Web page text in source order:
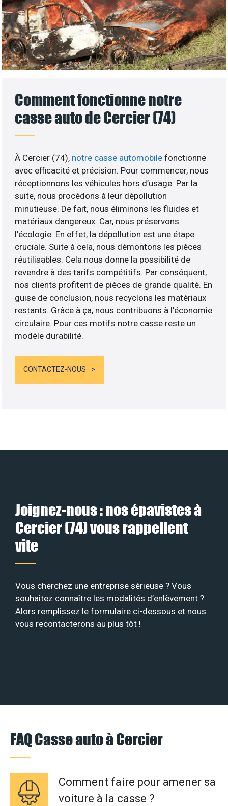
Comment fonctionne notre
casse auto de Cercier (74)
À Cercier (74), notre casse automobilefonctionne
avec efficacité et précision. Pour commencer, nous
réceptionnons les véhicules hors d’usage. Par la
suite, nous procédons à leur dépollution
minutieuse. De fait, nous éliminons les fluides et
matériaux dangereux. Car, nous préservons
l’écologie. En effet, la dépollution est une étape
cruciale. Suite à cela, nous démontons les pièces
réutilisables. Cela nous donne la possibilité de
revendre à des tarifs compétitifs. Par conséquent,
nos clients profitent de pièces de grande qualité. En
guise de conclusion, nous recyclons les matériaux
restants. Grâce à ça, nous contribuons à l’économie
circulaire. Pour ces motifs notre casse reste un
modèle durabilité.
CONTACTEZ-NOUS
Joignez-nous : nos épavistes à
Cercier (74) vous rappellent
vite
Vous cherchez une entreprise sérieuse ? Vous
souhaitez connaître les modalités d’enlèvement ?
Alors remplissez le formulaire ci-dessous et nous
vous recontacterons au plus tôt !
FAQ Casse auto à Cercier
Comment faire pour amener sa
voiture à la casse ?